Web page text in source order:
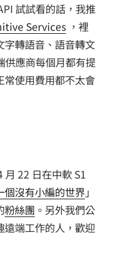
試試看的話，我推
Services，裡
字轉語音、語音轉文
供應商每個月都有提
使用費用都不太會
月 22 日在中軟 S1
個沒有小編的世界」
粉絲團 。另外我們公
遠端工作的人，歡迎